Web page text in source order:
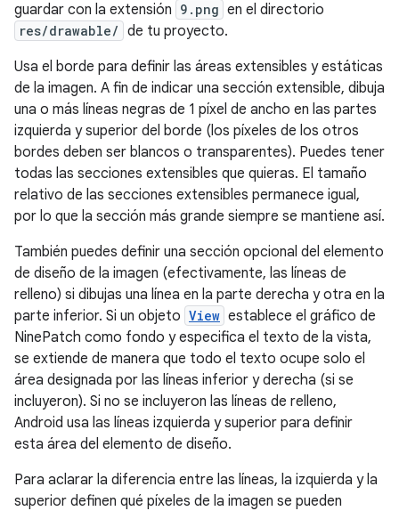
guardar con la extensión 9.png en el directorio
res/drawable/ de tu proyecto.
Usa el borde para definir las áreas extensibles y estáticas
de la imagen. A fin de indicar una sección extensible, dibuja
una o más líneas negras de 1 píxel de ancho en las partes
izquierda y superior del borde (los píxeles de los otros
bordes deben ser blancos o transparentes). Puedes tener
todas las secciones extensibles que quieras. El tamaño
relativo de las secciones extensibles permanece igual,
por lo que la sección más grande siempre se mantiene así.
También puedes definir una sección opcional del elemento
de diseño de la imagen (efectivamente, las líneas de
relleno) si dibujas una línea en la parte derecha y otra en la
parte inferior. Si un objeto View establece el gráfico de
NinePatch como fondo y especifica el texto de la vista,
se extiende de manera que todo el texto ocupe solo el
área designada por las líneas inferior y derecha (si se
incluyeron). Si no se incluyeron las líneas de relleno,
Android usa las líneas izquierda y superior para definir
esta área del elemento de diseño.
Para aclarar la diferencia entre las líneas, la izquierda y la
superior definen qué píxeles de la imagen se pueden